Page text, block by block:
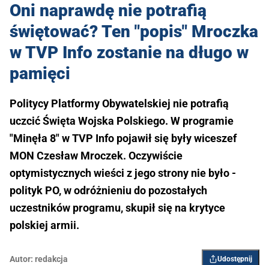
Oni naprawdę nie potrafią
świętować? Ten "popis" Mroczka
w TVP Info zostanie na długo w
pamięci
Politycy Platformy Obywatelskiej nie potrafią
uczcić Święta Wojska Polskiego. W programie
"Minęła 8" w TVP Info pojawił się były wiceszef
MON Czesław Mroczek. Oczywiście
optymistycznych wieści z jego strony nie było -
polityk PO, w odróżnieniu do pozostałych
uczestników programu, skupił się na krytyce
polskiej armii.
Autor: redakcja Udostępnij